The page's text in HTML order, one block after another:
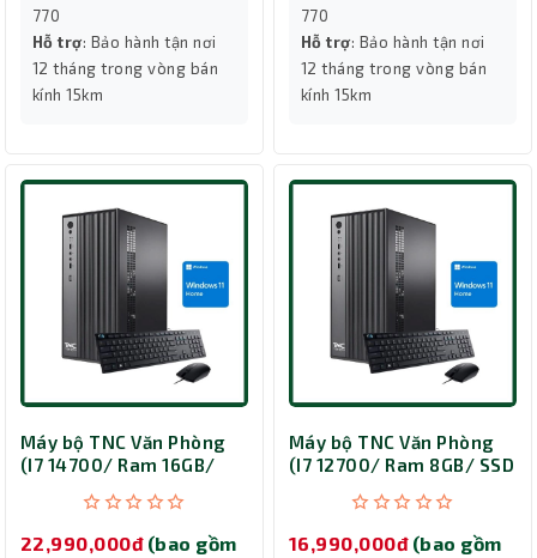
770
Hỗ trợ: Bảo hành tận nơi
12 tháng trong vòng bán
kính 15km
770
Hỗ trợ: Bảo hành tận nơi
12 tháng trong vòng bán
kính 15km
Máy bộ TNC Văn Phòng
(I7 14700/ Ram 16GB/
22,990,000đ (bao gồm
Máy bộ TNC Văn Phòng
(I7 12700/ Ram 8GB/ SSD
16,990,000đ (bao gồm